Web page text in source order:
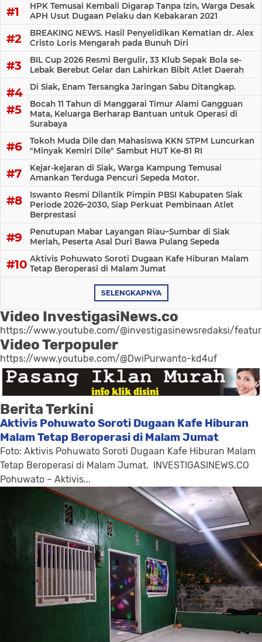
HPK Temusai Kembali Digarap Tanpa Izin, Warga Desak
APH Usut Dugaan Pelaku dan Kebakaran 2021
BREAKING NEWS. Hasil Penyelidikan Kematian dr. Alex
Cristo Loris Mengarah pada Bunuh Diri
BIL Cup 2026 Resmi Bergulir, 33 Klub Sepak Bola se-
Lebak Berebut Gelar dan Lahirkan Bibit Atlet Daerah
Di Siak, Enam Tersangka Jaringan Sabu Ditangkap.
Bocah 11 Tahun di Manggarai Timur Alami Gangguan
Mata, Keluarga Berharap Bantuan untuk Operasi di
Surabaya
Tokoh Muda Dile dan Mahasiswa KKN STPM Luncurkan
"Minyak Kemiri Dile" Sambut HUT Ke-81 RI
Kejar-kejaran di Siak, Warga Kampung Temusai
Amankan Terduga Pencuri Sepeda Motor.
Iswanto Resmi Dilantik Pimpin PBSI Kabupaten Siak
Periode 2026–2030, Siap Perkuat Pembinaan Atlet
Berprestasi
Penutupan Mabar Layangan Riau–Sumbar di Siak
Meriah, Peserta Asal Duri Bawa Pulang Sepeda
Aktivis Pohuwato Soroti Dugaan Kafe Hiburan Malam
Tetap Beroperasi di Malam Jumat
SELENGKAPNYA
Video InvestigasiNews.co
https://www.youtube.com/@investigasinewsredaksi/
Video Terpopuler
https://www.youtube.com/@DwiPurwanto-kd4uf
Berita Terkini
Aktivis Pohuwato Soroti Dugaan Kafe Hiburan
Malam Tetap Beroperasi di Malam Jumat
Foto: Aktivis Pohuwato Soroti Dugaan Kafe Hiburan Malam
Tetap Beroperasi di Malam Jumat. INVESTIGASINEWS.CO
Pohuwato – Aktivis...